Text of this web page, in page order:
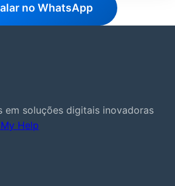
no WhatsApp
em soluções digitais inovadoras
Help